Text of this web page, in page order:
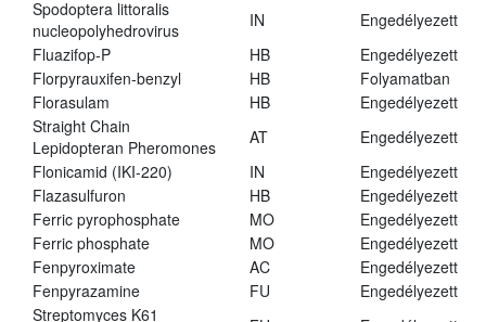
Spodoptera littoralis
nucleopolyhedrovirus
IN
Engedélyezett
Fluazifop-P
HB
Engedélyezett
Florpyrauxifen-benzyl
HB
Folyamatban
Florasulam
HB
Engedélyezett
Straight Chain
Lepidopteran Pheromones
AT
Engedélyezett
Flonicamid (IKI-220)
IN
Engedélyezett
Flazasulfuron
HB
Engedélyezett
Ferric pyrophosphate
MO
Engedélyezett
Ferric phosphate
MO
Engedélyezett
Fenpyroximate
AC
Engedélyezett
Fenpyrazamine
FU
Engedélyezett
Streptomyces K61